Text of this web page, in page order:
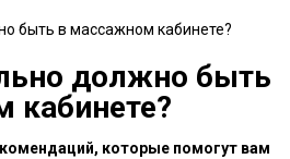
быть в массажном кабинете?
должно быть
кабинете?
которые помогут вам